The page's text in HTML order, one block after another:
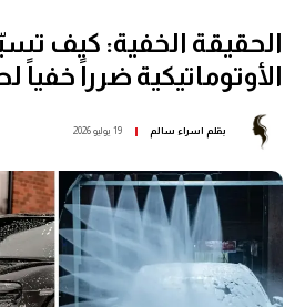
الحقيقة الخفية: كيف
الأوتوماتيكية ضرراً
بقلم اسراء سالم 19 يوليو 2026